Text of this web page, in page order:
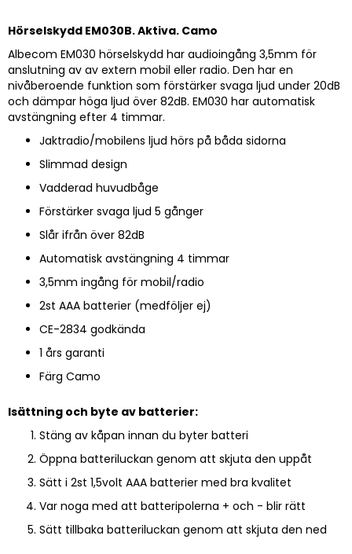
Hörselskydd EM030B. Aktiva. Camo
Albecom EM030 hörselskydd har audioingång 3,5mm för
anslutning av av extern mobil eller radio. Den har en
nivåberoende funktion som förstärker svaga ljud under 20dB
och dämpar höga ljud över 82dB. EM030 har automatisk
avstängning efter 4 timmar.
Jaktradio/mobilens ljud hörs på båda sidorna
Slimmad design
Vadderad huvudbåge
Förstärker svaga ljud 5 gånger
Slår ifrån över 82dB
Automatisk avstängning 4 timmar
3,5mm ingång för mobil/radio
2st AAA batterier (medföljer ej)
CE-2834 godkända
1 års garanti
Färg Camo
Isättning och byte av batterier:
Stäng av kåpan innan du byter batteri
Öppna batteriluckan genom att skjuta den uppåt
Sätt i 2st 1,5volt AAA batterier med bra kvalitet
Var noga med att batteripolerna + och - blir rätt
Sätt tillbaka batteriluckan genom att skjuta den ned